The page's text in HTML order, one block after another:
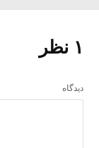
۱ نظر
دیدگاه